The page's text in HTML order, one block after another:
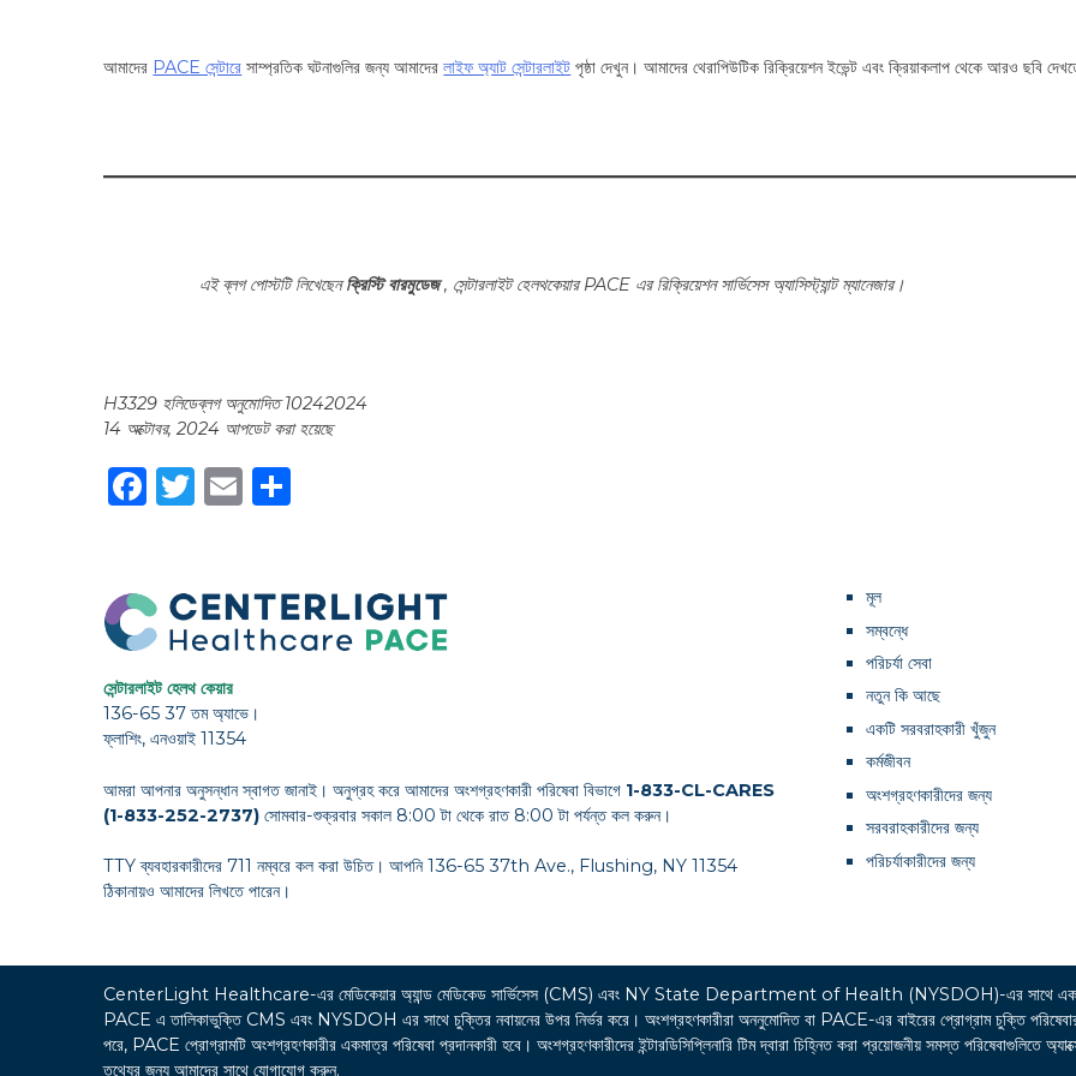
আমাদের PACE সেন্টারে সাম্প্রতিক ঘটনাগুলির জন্য আমাদেরলাইফ অ্যাট সেন্টারলাইট পৃষ্ঠা দেখুন। আমাদের থেরাপিউটিক রিক্রিয়েশন ইভেন্ট এবং ক্রিয়াকলাপ থেকে আরও ছবি
এই ব্লগ পোস্টটি লিখেছেনক্রিস্টি বারমুডেজ, সেন্টারলাইট হেলথকেয়ার PACE এর রিক্রিয়েশন সার্ভিসেস অ্যাসিস্ট্যান্ট ম্যানেজার।
H3329 হলিডেব্লগ অনুমোদিত 10242024
14 অক্টোবর, 2024 আপডেট করা হয়েছে
Facebook
Twitter
Email
সেন্টারলাইট হেলথ কেয়ার
136-65 37 তম অ্যাভে।
ফ্লাশিং, এনওয়াই 11354
আমরা আপনার অনুসন্ধান স্বাগত জানাই। অনুগ্রহ করে আমাদের অংশগ্রহণকারী পরিষেবা বিভাগে 1-833-CL-CARES
(1-833-252-2737) সোমবার-শুক্রবার সকাল 8:00 টা থেকে রাত 8:00 টা পর্যন্ত কল করুন।
TTY ব্যবহারকারীদের 711 নম্বরে কল করা উচিত। আপনি 136-65 37th Ave., Flushing, NY 11354
ঠিকানায়ও আমাদের লিখতে পারেন।
মূল
সম্বন্ধে
পরিচর্যা সেবা
নতুন কি আছে
একটি সরবরাহকারী খুঁজুন
কর্মজীবন
অংশগ্রহণকারীদের জন্য
সরবরাহকারীদের জন্য
পরিচর্যাকারীদের জন্য
CenterLight Healthcare-এর মেডিকেয়ার অ্যান্ড মেডিকেড সার্ভিসেস (CMS) এবং NY State Department of Health (NYSDOH)-এর সাথে
PACE এ তালিকাভুক্তি CMS এবং NYSDOH এর সাথে চুক্তির নবায়নের উপর নির্ভর করে। অংশগ্রহণকারীরা অননুমোদিত বা PACE-এর বাইরের প্রোগ্রাম চুক্তি পরিষেবার
পরে, PACE প্রোগ্রামটি অংশগ্রহণকারীর একমাত্র পরিষেবা প্রদানকারী হবে। অংশগ্রহণকারীদের ইন্টারডিসিপ্লিনারি টিম দ্বারা চিহ্নিত করা প্রয়োজনীয় সমস্ত পরিষেবাগুলিতে
তথ্যের জন্য আমাদের সাথে যোগাযোগ করুন.